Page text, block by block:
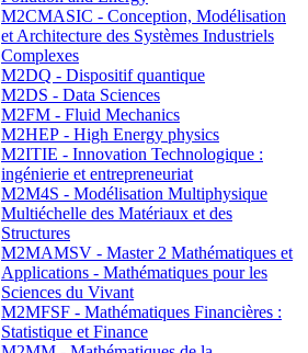
M2CMASIC - Conception, Modélisation
et Architecture des Systèmes Industriels
Complexes
M2DQ - Dispositif quantique
M2DS - Data Sciences
M2FM - Fluid Mechanics
M2HEP - High Energy physics
M2ITIE - Innovation Technologique :
ingénierie et entrepreneuriat
M2M4S - Modélisation Multiphysique
Multiéchelle des Matériaux et des
Structures
M2MAMSV - Master 2 Mathématiques et
Applications - Mathématiques pour les
Sciences du Vivant
M2MFSF - Mathématiques Financières :
Statistique et Finance